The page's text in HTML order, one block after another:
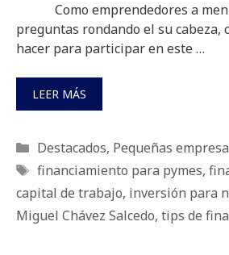
Como emprendedores a
preguntas rondando el su cabeza,
hacer para participar en este …
LEER MÁS
Categorías
Destacados, Pequeñas
Etiquetas
financiamiento para pymes,
capital de trabajo, inversión para
Miguel Chávez Salcedo, tips de